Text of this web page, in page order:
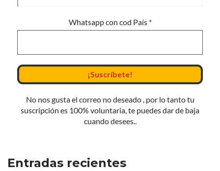
Whatsapp con cod País *
No nos gusta el correo no deseado , por lo tanto tu
suscripción es 100% voluntaria, te puedes dar de baja
cuando desees..
Entradas recientes